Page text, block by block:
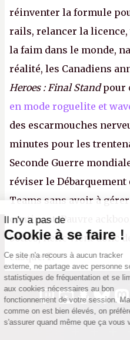
réinventer la formule
rails, relancer la
la faim dans le monde,
réalité, les Canadiens
Heroes : Final Standpour
en mode roguelite et
des escarmouches
minutes pour les
Seconde Guerre
réviser le
Teams sans avoir à
continent. Pauvre
bottes, Relic vient donc
casque.P.
Il n'y a pas de
Cookie à se faire !
Ce site n'a recours à aucun tracker
externe, ne partage avec personne
statistiques de fréquentation et se
aux cookies nécessaires au bon
fonctionnement de votre session.
comme on est bien élevés, on
s'assurer quand même que ça